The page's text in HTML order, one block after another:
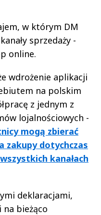
w którym DM
sprzedaży -
online.
wdrożenie aplikacji
na polskim
z jednym z
lojalnościowych -
mogą zbierać
zakupy dotychczas
kanałach
deklaracjami,
bieżąco